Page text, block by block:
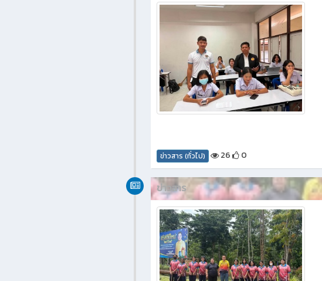
ข่าวสาร (ทั่วไป) 26 0
ข่าวสาร